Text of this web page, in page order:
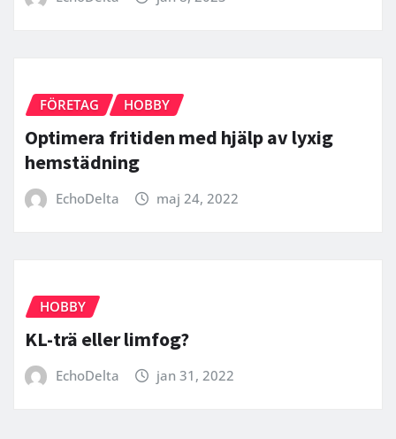
FÖRETAG HOBBY
Optimera fritiden med hjälp av lyxig
hemstädning
EchoDelta maj 24, 2022
HOBBY
KL-trä eller limfog?
EchoDelta jan 31, 2022